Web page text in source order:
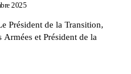
2025
Président de la Transition,
Armées et Président de la